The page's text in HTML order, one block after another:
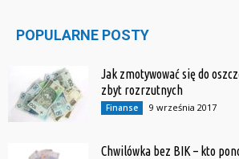
POPULARNE POSTY
Jak zmotywować się do
zbyt rozrzutnych
Finanse 9 września 2017
Chwilówka bez BIK – kto